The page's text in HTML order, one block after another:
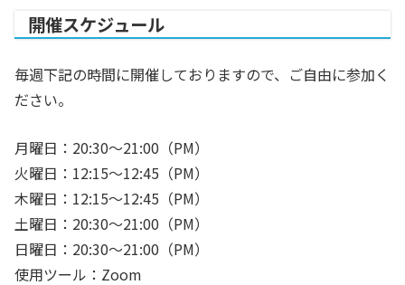
開催スケジュール
毎週下記の時間に開催しておりますので、ご自由に参加く
ださい。
月曜日：20:30～21:00（PM）
火曜日：12:15～12:45（PM）
木曜日：12:15～12:45（PM）
土曜日：20:30～21:00（PM）
日曜日：20:30～21:00（PM）
使用ツール：Zoom